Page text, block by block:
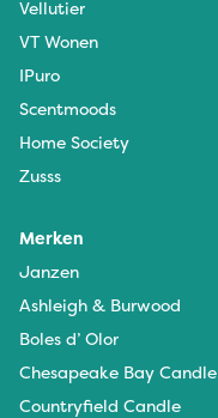
Vellutier
VT Wonen
IPuro
Scentmoods
Home Society
Zusss
Merken
Janzen
Ashleigh & Burwood
Boles d’ Olor
Chesapeake Bay Candle
Countryfield Candle